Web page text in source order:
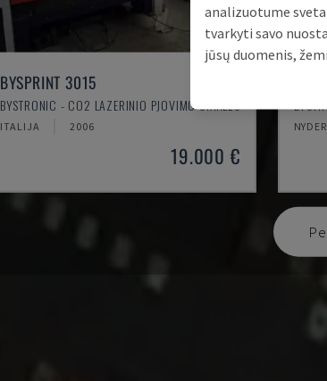
BYSPRINT 3015
BYSTRONIC - CO2 LAZERINIO PJOVIMO STAKLĖS
ITALIJA 2006
19.000 €
analizuotume
tvarkyti savo
jūsų duomenis,